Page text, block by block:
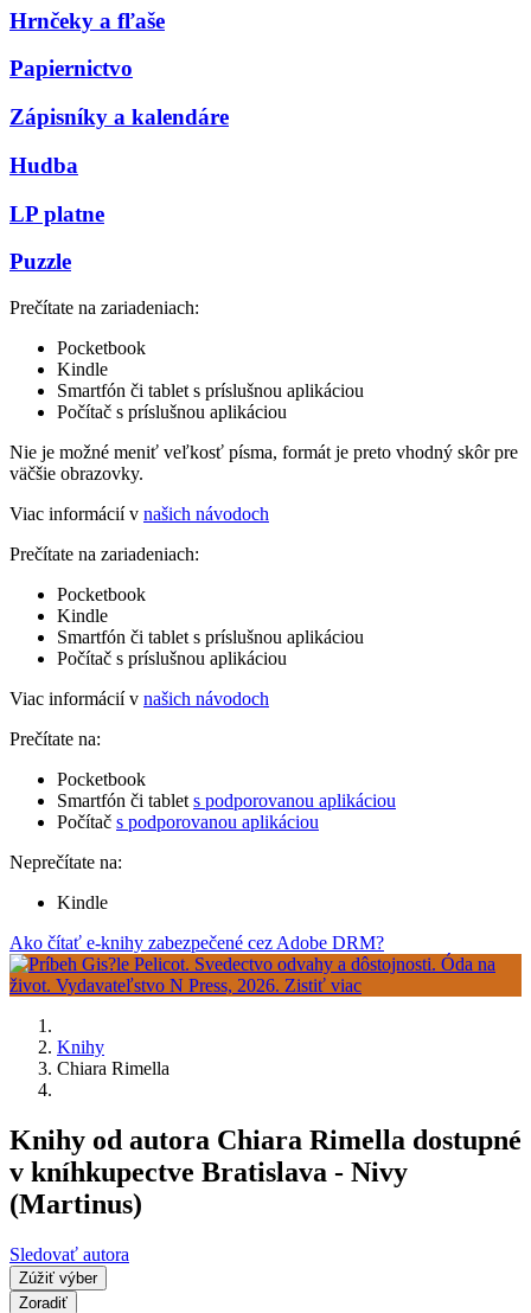
Hrnčeky a fľaše
Papiernictvo
Zápisníky a kalendáre
Hudba
LP platne
Puzzle
Prečítate na zariadeniach:
Pocketbook
Kindle
Smartfón či tablet s príslušnou aplikáciou
Počítač s príslušnou aplikáciou
Nie je možné meniť veľkosť písma, formát je preto vhodný skôr pre
väčšie obrazovky.
Viac informácií v našich návodoch
Prečítate na zariadeniach:
Pocketbook
Kindle
Smartfón či tablet s príslušnou aplikáciou
Počítač s príslušnou aplikáciou
Viac informácií v našich návodoch
Prečítate na:
Pocketbook
Smartfón či tablet s podporovanou aplikáciou
Počítač s podporovanou aplikáciou
Neprečítate na:
Kindle
Ako čítať e-knihy zabezpečené cez Adobe DRM?
Knihy
Chiara Rimella
Knihy od autora Chiara Rimella dostupné
v kníhkupectve Bratislava - Nivy
(Martinus)
Sledovať autora
Zúžiť výber
Zoradiť